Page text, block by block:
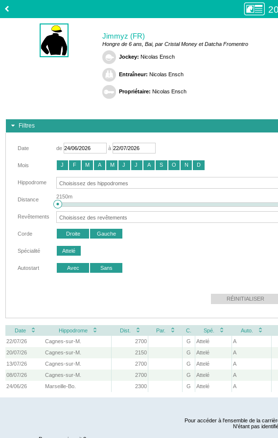
Jimmyz (FR)
Hongre de 6 ans, Bai, par Cristal Money et Datcha Fromentro
Jockey: Nicolas Ensch
Entraîneur: Nicolas Ensch
Propriétaire: Nicolas Ensch
Filtres
Date de à
Mois J F M A M J J A S O N D
Hippodrome
Distance 2150m
Revêtements
Corde Droite Gauche
Spécialité Attelé
Autostart Avec Sans
RÉINITIALISER
Date Hippodrome Dist. Par. C. Spé. Auto.
22/07/26
Cagnes-sur-M. 2700 G Attelé A
20/07/26
Cagnes-sur-M. 2150 G Attelé A
13/07/26
Cagnes-sur-M. 2700 G Attelé A
08/07/26
Cagnes-sur-M. 2700 G Attelé A
24/06/26
Marseille-Bo. 2300 G Attelé A
Pour accéder à l'ensemble de la
N'étant pas